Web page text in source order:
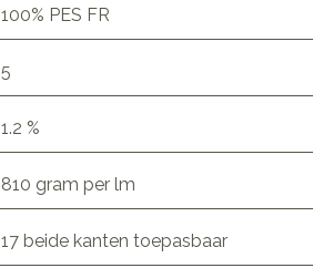
100% PES FR
5
1.2 %
810 gram per lm
17 beide kanten toepasbaar